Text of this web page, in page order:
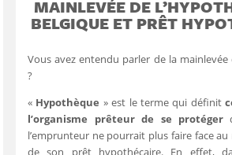
MAINLEVÉE DE
BELGIQUE ET PRÊT
Vous avez entendu parler de la mainlevée
?
« Hypothèque » est le terme qui définit
l’organisme prêteur de se protéger
l’emprunteur ne pourrait plus faire face
de son prêt hypothécaire. En effet,